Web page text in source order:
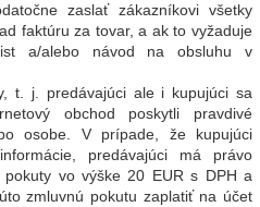
zaslať zákazníkovi všetky
faktúru za tovar, a ak to vyžaduje
a/alebo návod na obsluhu v
t. j. predávajúci ale i kupujúci sa
obchod poskytli pravdivé
osobe. V prípade, že kupujúci
predávajúci má právo
pokuty vo výške 20 EUR s DPH a
zmluvnú pokutu zaplatiť na účet